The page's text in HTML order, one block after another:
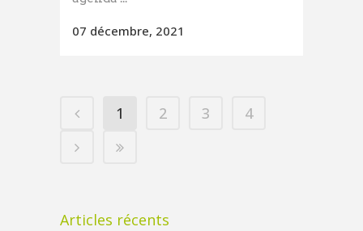
07 décembre, 2021
1 2 3 4
Articles récents